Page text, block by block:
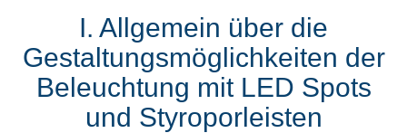
I. Allgemein über die
Gestaltungsmöglichkeiten der
Beleuchtung mit LED Spots
und Styroporleisten